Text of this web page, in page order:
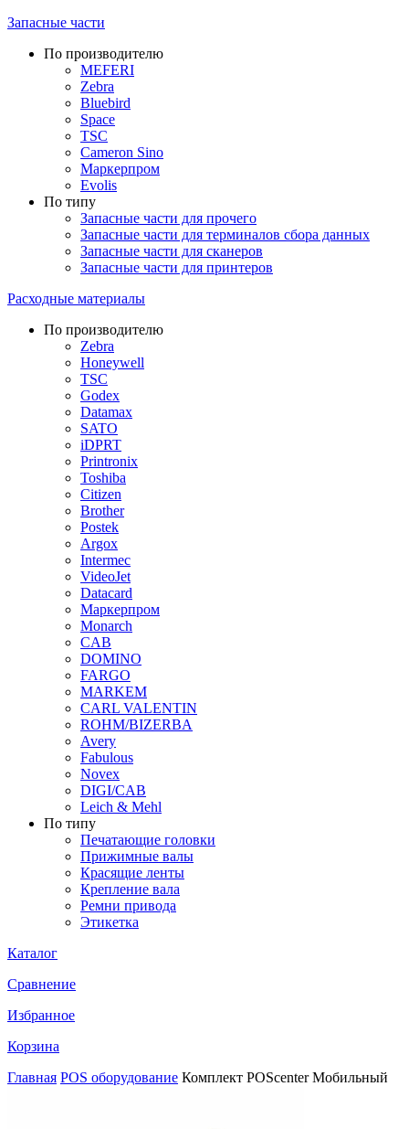
Запасные части
По производителю
MEFERI
Zebra
Bluebird
Space
TSC
Cameron Sino
Маркерпром
Evolis
По типу
Запасные части для прочего
Запасные части для терминалов сбора данных
Запасные части для сканеров
Запасные части для принтеров
Расходные материалы
По производителю
Zebra
Honeywell
TSC
Godex
Datamax
SATO
iDPRT
Printronix
Toshiba
Citizen
Brother
Postek
Argox
Intermec
VideoJet
Datacard
Маркерпром
Monarch
CAB
DOMINO
FARGO
MARKEM
CARL VALENTIN
ROHM/BIZERBA
Avery
Fabulous
Novex
DIGI/CAB
Leich & Mehl
По типу
Печатающие головки
Прижимные валы
Красящие ленты
Крепление вала
Ремни привода
Этикетка
Каталог
Сравнение
Избранное
Корзина
Главная POS оборудование Комплект POScenter Мобильный